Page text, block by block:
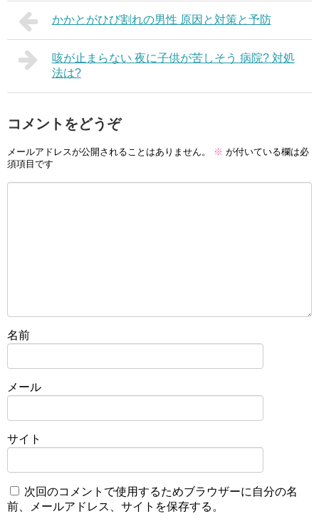
かかとがひび割れの男性 原因と対策と予防
咳が止まらない 夜に子供が苦しそう 病院? 対処
法は?
コメントをどうぞ
メールアドレスが公開されることはありません。 ※ が付いている欄は必
須項目です
名前
メール
サイト
次回のコメントで使用するためブラウザーに自分の名
前、メールアドレス、サイトを保存する。